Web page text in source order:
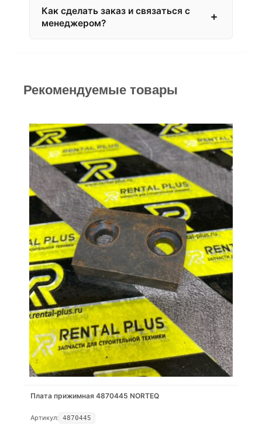
Как сделать заказ и связаться с
менеджером?
Рекомендуемые товары
Плата прижимная 4870445 NORTEQ
Артикул: 4870445